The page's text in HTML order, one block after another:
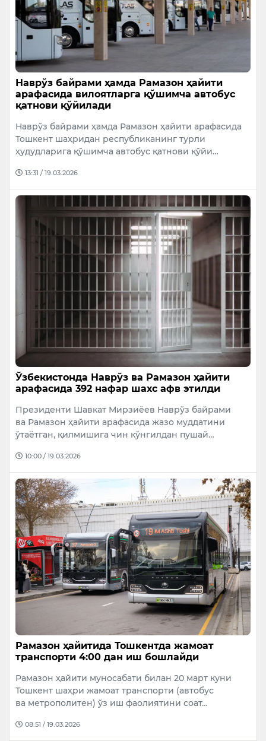
Наврўз байрами ҳамда Рамазон ҳайити
арафасида вилоятларга қўшимча автобус
қатнови қўйилади
Наврўз байрами ҳамда Рамазон ҳайити арафасида
Тошкент шаҳридан республиканинг турли
ҳудудларига қўшимча автобус қатнови қўйи…
13:31 / 19.03.2026
Ўзбекистонда Наврўз ва Рамазон ҳайити
арафасида 392 нафар шахс афв этилди
Президенти Шавкат Мирзиёев Наврўз байрами
ва Рамазон ҳайити арафасида жазо муддатини
ўтаётган, қилмишига чин кўнгилдан пушай…
10:00 / 19.03.2026
Рамазон ҳайитида Тошкентда жамоат
транспорти 4:00 дан иш бошлайди
Рамазон ҳайити муносабати билан 20 март куни
Тошкент шаҳри жамоат транспорти (автобус
ва метрополитен) ўз иш фаолиятини соат…
08:51 / 19.03.2026